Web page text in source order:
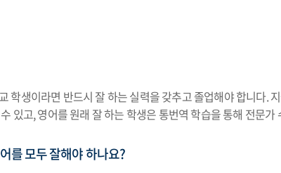
학생이라면 반드시 잘 하는 실력을 갖추고 졸업해야 합니다.
있고, 영어를 원래 잘 하는 학생은 통번역 학습을 통해 전문
를 모두 잘해야 하나요?